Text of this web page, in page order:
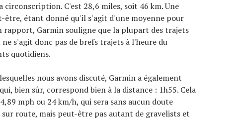
circonscription. C'est 28,6 miles, soit 46 km. Une
être, étant donné qu'il s'agit d'une moyenne pour
rapport, Garmin souligne que la plupart des trajets
s'agit donc pas de brefs trajets à l'heure du
quotidiens.
nous avons discuté, Garmin a également
bien sûr, correspond bien à la distance : 1h55. Cela
mph ou 24 km/h, qui sera sans aucun doute
route, mais peut-être pas autant de gravelists et